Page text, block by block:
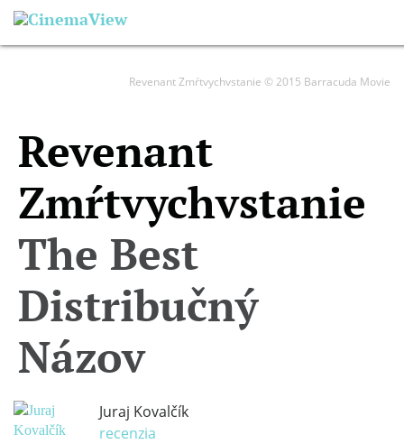
Revenant Zmŕtvychvstanie © 2015 Barracuda Movie
Revenant
Zmŕtvychvstanie
The Best
Distribučný
Názov
Juraj Kovalčík
recenzia